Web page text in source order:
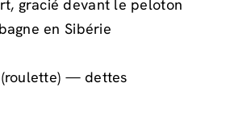
gracié devant le peloton
en Sibérie
— dettes